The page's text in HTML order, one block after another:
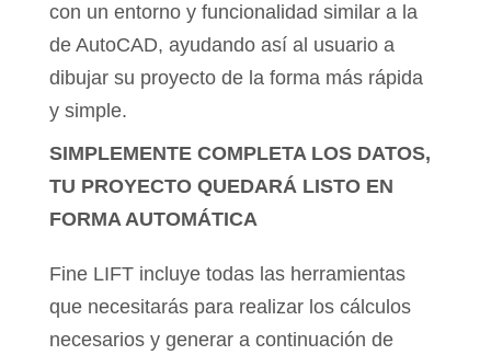
con un entorno y funcionalidad similar a la
de AutoCAD, ayudando así al usuario a
dibujar su proyecto de la forma más rápida
y simple.
SIMPLEMENTE COMPLETA LOS DATOS,
TU PROYECTO QUEDARÁ LISTO EN
FORMA AUTOMÁTICA
Fine LIFT incluye todas las herramientas
que necesitarás para realizar los cálculos
necesarios y generar a continuación de